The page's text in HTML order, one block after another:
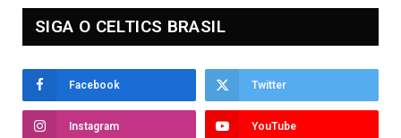
SIGA O CELTICS BRASIL
Facebook Twitter
Instagram YouTube